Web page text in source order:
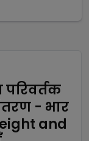
परिवर्तक
- भार
and